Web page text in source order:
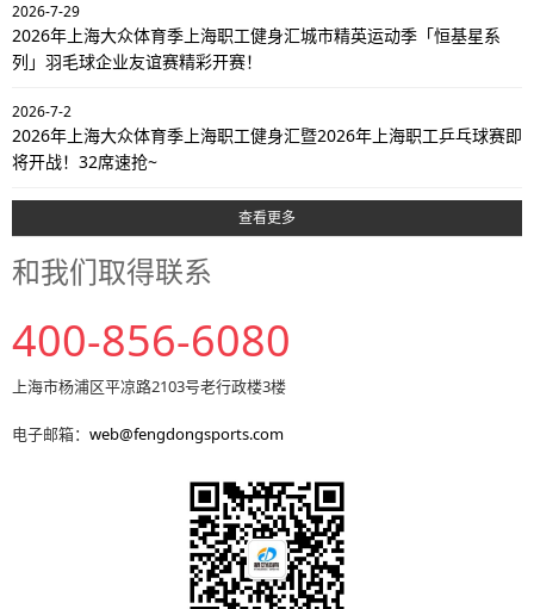
2026-7-29
2026年上海大众体育季上海职工健身汇城市精英运动季「恒基星系
列」羽毛球企业友谊赛精彩开赛！
2026-7-2
2026年上海大众体育季上海职工健身汇暨2026年上海职工乒乓球赛即
将开战！32席速抢~
查看更多
和我们取得联系
400-856-6080
上海市杨浦区平凉路2103号老行政楼3楼
电子邮箱： web@fengdongsports.com